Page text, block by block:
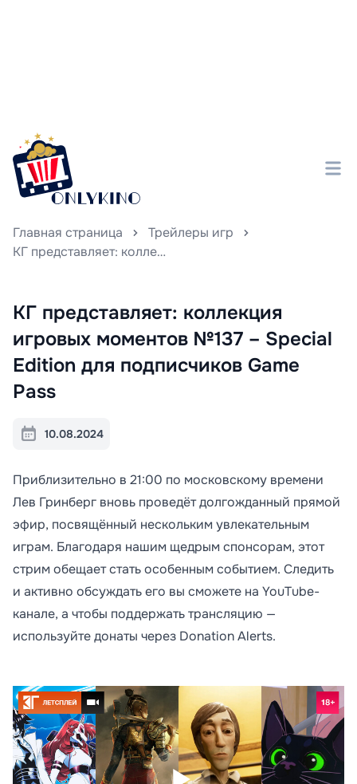
Главная страница
Трейлеры игр
КГ представляет: коллекция игровых моментов №137 – Special Edition для подписчиков Game Pass
КГ представляет: коллекция
игровых моментов №137 – Special
Edition для подписчиков Game
Pass
10.08.2024
Приблизительно в 21:00 по московскому времени
Лев Гринберг вновь проведёт долгожданный прямой
эфир, посвящённый нескольким увлекательным
играм. Благодаря нашим щедрым спонсорам, этот
стрим обещает стать особенным событием. Следить
и активно обсуждать его вы сможете на YouTube-
канале, а чтобы поддержать трансляцию —
используйте донаты через Donation Alerts.